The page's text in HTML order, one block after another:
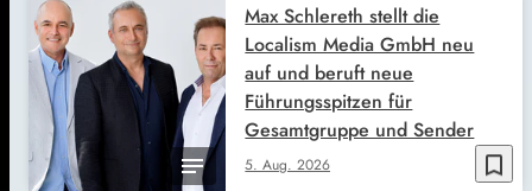
bookmark_border
5. Aug. 2026
Max Schlereth stellt die
Localism Media GmbH neu
auf und beruft neue
Führungsspitzen für
Gesamtgruppe und Sender